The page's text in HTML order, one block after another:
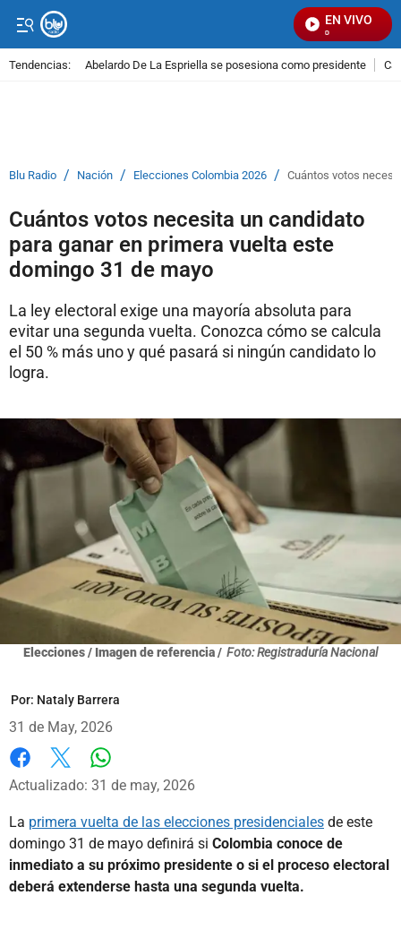
EN VIVO
Tendencias: Abelardo De La Espriella se posesiona como presidente
Blu Radio / Nación / Elecciones Colombia 2026 / Cuántos votos
Cuántos votos necesita un candidato
para ganar en primera vuelta este
domingo 31 de mayo
La ley electoral exige una mayoría absoluta para
evitar una segunda vuelta. Conozca cómo se calcula
el 50 % más uno y qué pasará si ningún candidato lo
logra.
Elecciones / Imagen de referencia / Foto: Registraduría Nacional
Por: Nataly Barrera
31 de May, 2026
Facebook
X
Actualizado: 31 de may, 2026
La primera vuelta de las elecciones presidenciales de este
domingo 31 de mayo definirá si Colombia conoce de
inmediato a su próximo presidente o si el proceso electoral
deberá extenderse hasta una segunda vuelta.